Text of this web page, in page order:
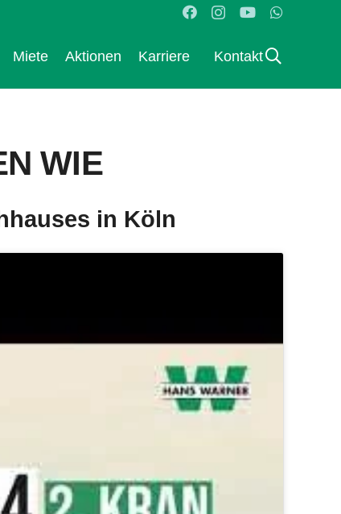
Miete Aktionen Karriere Kontakt
WIE
in Köln